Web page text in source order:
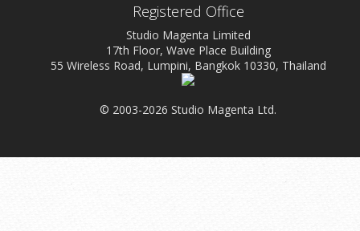
Registered Office
Studio Magenta Limited
17th Floor, Wave Place Building
55 Wireless Road, Lumpini, Bangkok 10330, Thailand
© 2003-2026 Studio Magenta Ltd.